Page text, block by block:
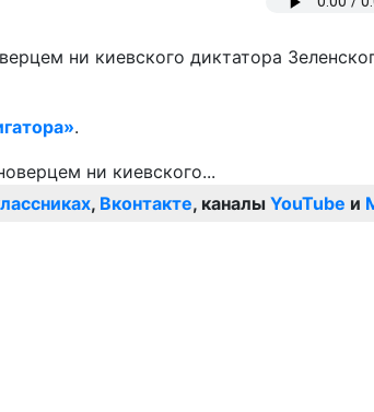
ни киевского диктатора
.
, Вконтакте, каналы YouTube и